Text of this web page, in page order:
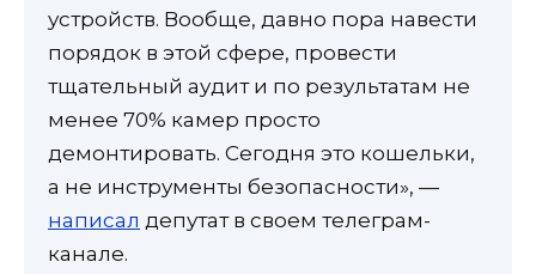
устройств. Вообще, давно пора навести
порядок в этой сфере, провести
тщательный аудит и по результатам не
менее 70% камер просто
демонтировать. Сегодня это кошельки,
а не инструменты безопасности», —
написал депутат в своем телеграм-
канале.